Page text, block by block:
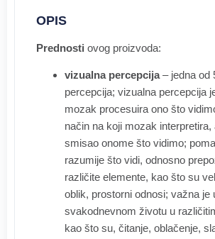
OPIS
Prednosti ovog proizvoda:
vizualna percepcija– jedna od
percepcija; vizualna percepcija
mozak procesuira ono što
način na koji mozak interpretira,
smisao onome što vidimo;
razumije što vidi, odnosno
različite elemente, kao što su
oblik, prostorni odnosi; važna je
svakodnevnom životu u
kao što su, čitanje, oblačenje,